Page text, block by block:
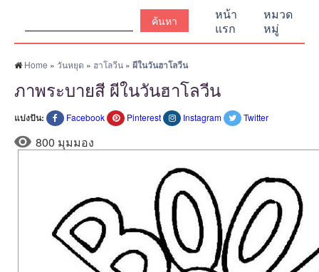
หน้า
แรก
หมวด
หมู่
Home » วันหยุด » ฮาโลวีน » ผีในวันฮาโลวีน
ภาพระบายสี ผีในวันฮาโลวีน
แบ่งปัน: Facebook Pinterest Instagram Twitter
800 มุมมอง